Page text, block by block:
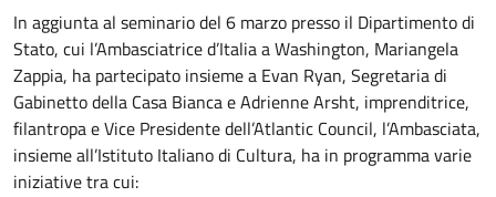
In aggiunta al seminario del 6 marzo presso il Dipartimento di
Stato, cui l’Ambasciatrice d’Italia a Washington, Mariangela
Zappia, ha partecipato insieme a Evan Ryan, Segretaria di
Gabinetto della Casa Bianca e Adrienne Arsht, imprenditrice,
filantropa e Vice Presidente dell’Atlantic Council, l’Ambasciata,
insieme all’Istituto Italiano di Cultura, ha in programma varie
iniziative tra cui: